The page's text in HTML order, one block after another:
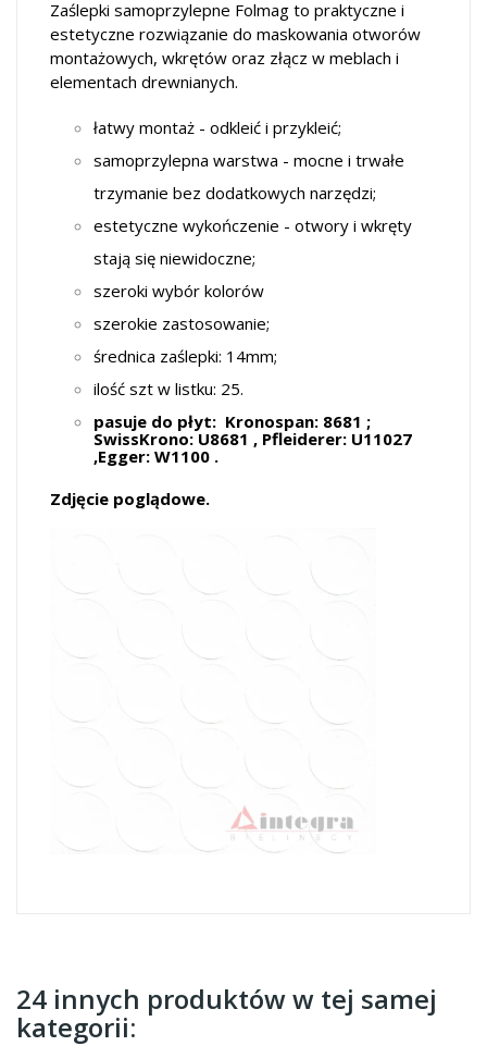
Zaślepki samoprzylepne Folmag to praktyczne i
estetyczne rozwiązanie do maskowania otworów
montażowych, wkrętów oraz złącz w meblach i
elementach drewnianych.
łatwy montaż - odkleić i przykleić;
samoprzylepna warstwa - mocne i trwałe
trzymanie bez dodatkowych narzędzi;
estetyczne wykończenie - otwory i wkręty
stają się niewidoczne;
szeroki wybór kolorów
szerokie zastosowanie;
średnica zaślepki: 14mm;
ilość szt w listku: 25.
pasuje do płyt: Kronospan: 8681 ;
SwissKrono: U8681 , Pfleiderer: U11027
,Egger: W1100 .
Zdjęcie poglądowe.
24 innych produktów w tej samej
kategorii: